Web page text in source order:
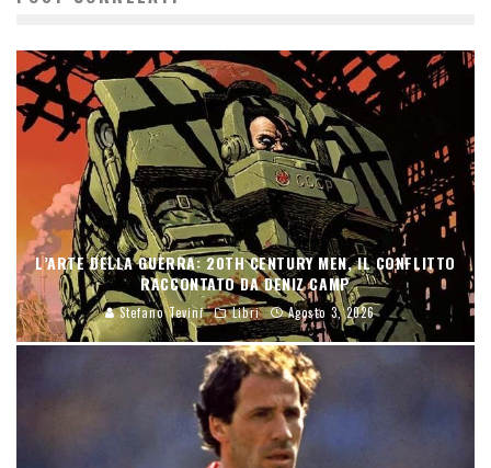
L’ARTE DELLA GUERRA: 20TH CENTURY MEN, IL CONFLITTO
RACCONTATO DA DENIZ CAMP
Stefano Tevini Libri Agosto 3, 2026